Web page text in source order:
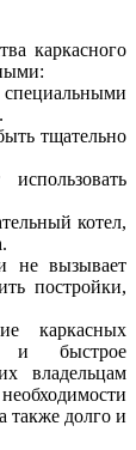
каркасного
тщательно
котел,
не вызывает
постройки,
каркасных
и быстрое
владельцам
также долго и